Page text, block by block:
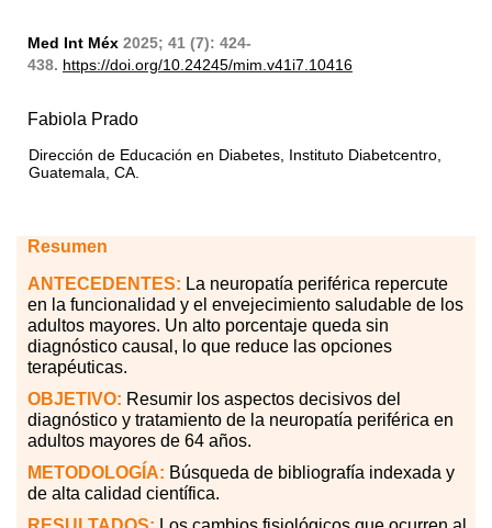
Med Int Méx 2025; 41 (7): 424-
438. https://doi.org/10.24245/mim.v41i7.10416
Fabiola Prado
Dirección de Educación en Diabetes, Instituto Diabetcentro,
Guatemala, CA.
Resumen
ANTECEDENTES: La neuropatía periférica repercute
en la funcionalidad y el envejecimiento saludable de los
adultos mayores. Un alto porcentaje queda sin
diagnóstico causal, lo que reduce las opciones
terapéuticas.
OBJETIVO: Resumir los aspectos decisivos del
diagnóstico y tratamiento de la neuropatía periférica en
adultos mayores de 64 años.
METODOLOGÍA: Búsqueda de bibliografía indexada y
de alta calidad científica.